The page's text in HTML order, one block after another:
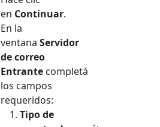
en Continuar.
En la
ventana Servidor
de correo
Entrante completá
los campos
requeridos:
Tipo de